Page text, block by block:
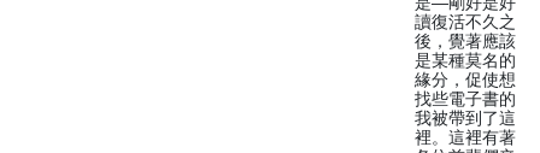
讀復活不久之
後，覺著應該
是某種莫名的
緣分，促使想
找些電子書的
我被帶到了這
裡。這裡有著